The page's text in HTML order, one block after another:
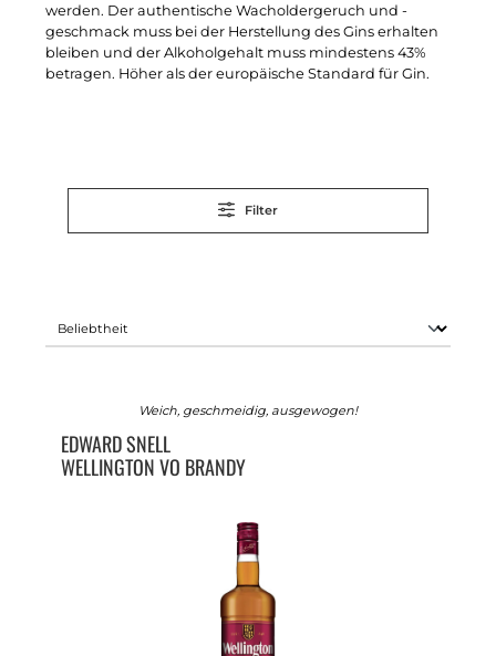
werden. Der authentische Wacholdergeruch und -
geschmack muss bei der Herstellung des Gins erhalten
bleiben und der Alkoholgehalt muss mindestens 43%
betragen. Höher als der europäische Standard für Gin.
Filter
Weich, geschmeidig, ausgewogen!
EDWARD SNELL
WELLINGTON VO BRANDY